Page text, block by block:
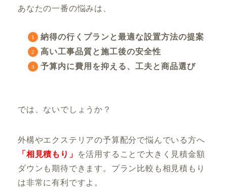
あなたの一番の悩みは、
納得の行くプランと最適な設置方法の提案
高い工事品質と施工後の安全性
予算内に費用を抑える、工夫と商品選び
では、ないでしょうか？
外構やエクステリアの予算配分で悩んでいる方へ
「相見積もり」
を活用することで大きく見積金額
ダウンも期待できます。プラン比較も相見積もり
は非常に有利ですよ。